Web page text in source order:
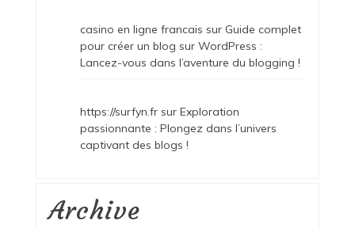
casino en ligne francais sur Guide complet
pour créer un blog sur WordPress :
Lancez-vous dans l’aventure du blogging !
https://surfyn.frsur Exploration
passionnante : Plongez dans l’univers
captivant des blogs !
Archive